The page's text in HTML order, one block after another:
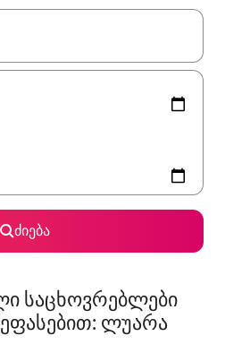
გახდება, ნავიგაციისთვის
ძიება
საცხოვრებლები
ლუარა